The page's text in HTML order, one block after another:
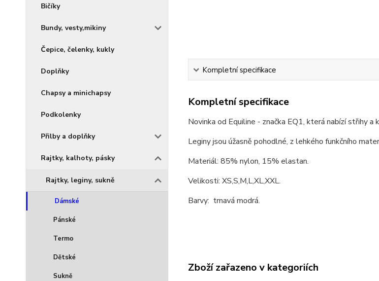
Bičíky
Bundy, vesty,mikiny
Čepice, čelenky, kukly
Doplňky
Chapsy a minichapsy
Podkolenky
Přilby a doplňky
Rajtky, kalhoty, pásky
Rajtky, leginy, sukně
Dámské
Pánské
Termo
Dětské
Sukně
Kompletní specifikace
Kompletní specifikace
Novinka od Equiline - značka EQ1, která nabízí střihya
Leginy jsou úžasně pohodlné, z lehkého funkčního
Materiál: 85% nylon, 15% elastan.
Velikosti: XS,S,M,L,XL,XXL.
Barvy: tmavá modrá.
Zboží zařazeno v kategoriích